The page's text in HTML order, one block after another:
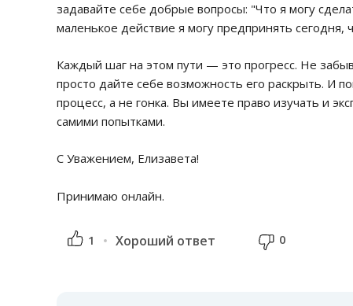
задавайте себе добрые вопросы: "Что я могу
маленькое действие я могу предпринять
Каждый шаг на этом пути — это прогресс. Не
просто дайте себе возможность его раскрыть. И
процесс, а не гонка. Вы имеете право изучать и
самими попытками.
С Уважением, Елизавета!
Принимаю онлайн.
1 Хороший ответ 0